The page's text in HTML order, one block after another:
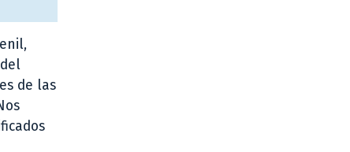
de las